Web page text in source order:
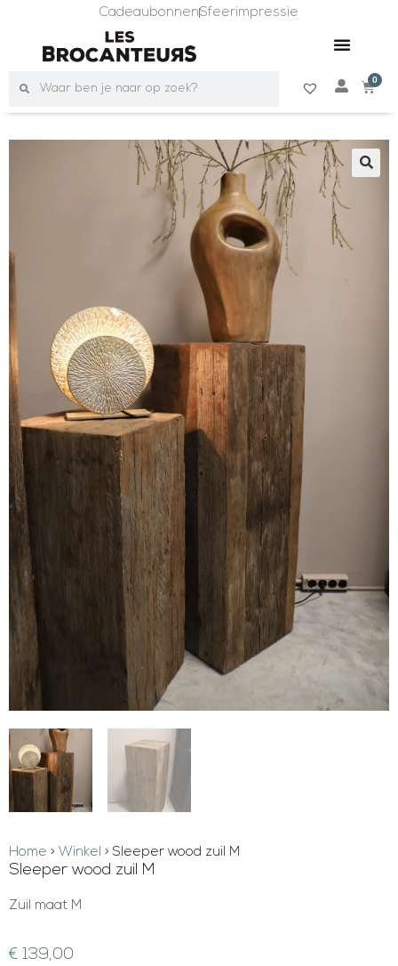
CadeaubonnenSfeerimpressie
0
Home > Winkel > Sleeper wood zuil M
Sleeper wood zuil M
Zuil maat M
€ 139,00